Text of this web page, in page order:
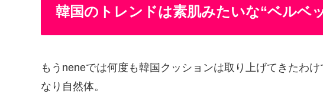
韓国のトレンドは素肌みたいな“ベルベ
もうneneでは何度も韓国クッションは取り上げてきたわ
なり自然体。